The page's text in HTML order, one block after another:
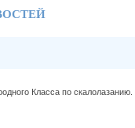
Класса по скалолазанию.